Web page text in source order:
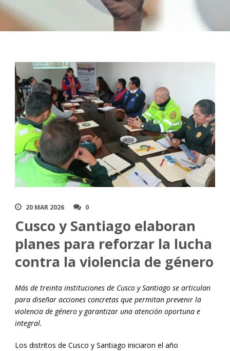
20 MAR 2026 0
Cusco y Santiago elaboran
planes para reforzar la lucha
contra la violencia de género
Más de treinta instituciones de Cusco y Santiago se articulan
para diseñar acciones concretas que permitan prevenir la
violencia de género y garantizar una atención oportuna e
integral.
Los distritos de Cusco y Santiago iniciaron el año